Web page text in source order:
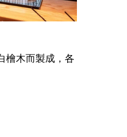
檜木而製成，各